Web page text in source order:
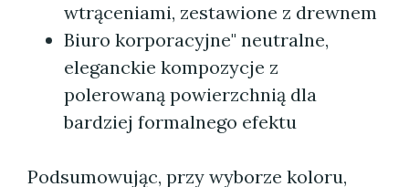
wtrąceniami, zestawione z drewnem
Biuro korporacyjne" neutralne,
eleganckie kompozycje z
polerowaną powierzchnią dla
bardziej formalnego efektu
Podsumowując, przy wyborze koloru,